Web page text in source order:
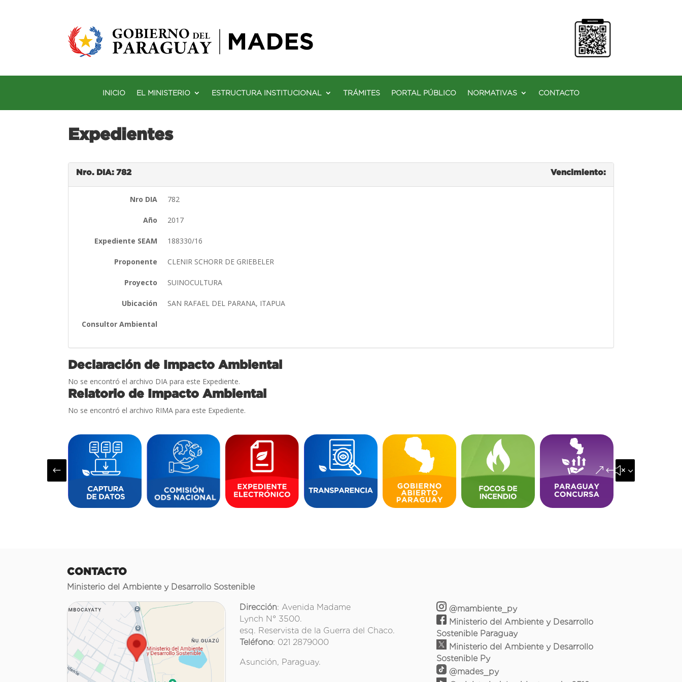
INICIO EL MINISTERIO ESTRUCTURA INSTITUCIONAL TRÁMITES PORTAL PÚBLICO NORMATIVAS CONTACTO
Expedientes
Nro. DIA: 782 Vencimiento:
Nro DIA 782
Año 2017
Expediente SEAM 188330/16
Proponente CLENIR SCHORR DE GRIEBELER
Proyecto SUINOCULTURA
Ubicación SAN RAFAEL DEL PARANA, ITAPUA
Consultor Ambiental
Declaración de Impacto Ambiental
No se encontró el archivo DIA para este Expediente.
Relatorio de Impacto Ambiental
No se encontró el archivo RIMA para este Expediente.
# &#x35;
CONTACTO
Ministerio del Ambiente y Desarrollo Sostenible
Dirección: Avenida Madame
Lynch N° 3500.
esq. Reservista de la Guerra del Chaco.
Teléfono: 021 2879000
Asunción, Paraguay.
@mambiente_py
Ministerio del Ambiente y Desarrollo
Sostenible Paraguay
Ministerio del Ambiente y Desarrollo
Sostenible Py
@mades_py